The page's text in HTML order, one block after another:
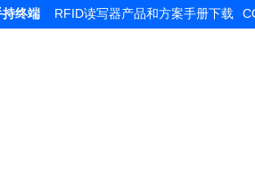
终端 RFID读写器产品和方案手册下载